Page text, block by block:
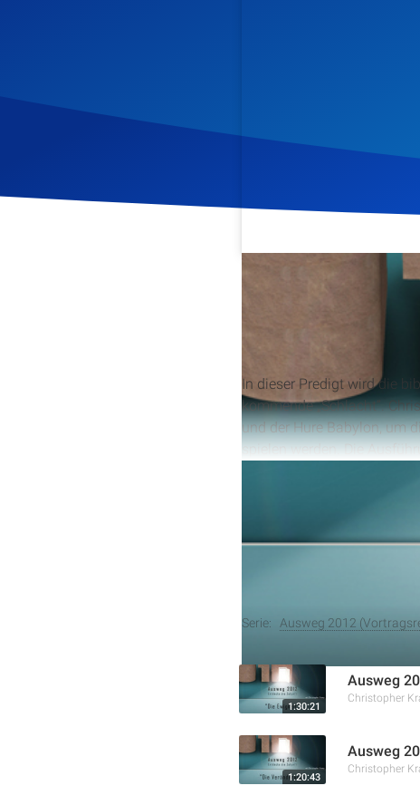
In dieser Predigt wird die
kommende „Schlacht“.
und der Hure Babylon, um
spielen werden. Die
Entwicklungen, die auf
Serie: Ausweg 2012
1:30:21
Ausweg
Christopher
1:20:43
Ausweg
Christopher